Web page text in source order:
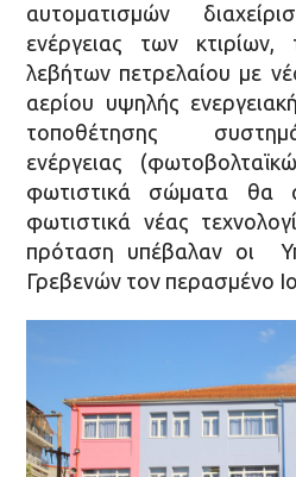
αυτοματισμών
ενέργειας των κτιρίων,
λεβήτων πετρελαίου με
αερίου υψηλής
τοποθέτησης
ενέργειας
φωτιστικά σώματα θα
φωτιστικά νέας
πρόταση υπέβαλαν οι
Γρεβενών τον περασμένο